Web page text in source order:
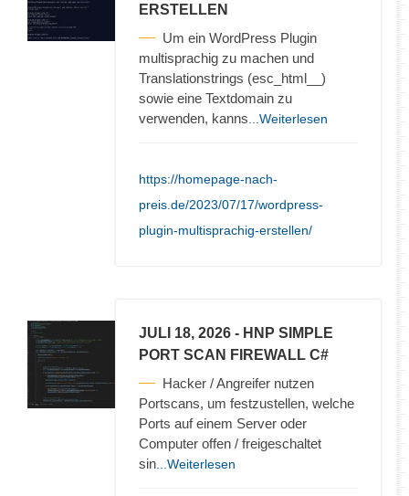
ERSTELLEN
Um ein WordPress Plugin
multisprachig zu machen und
Translationstrings (esc_html__)
sowie eine Textdomain zu
verwenden, kanns ...Weiterlesen
https://homepage-nach-
preis.de/2023/07/17/wordpress-
plugin-multisprachig-erstellen/
JULI 18, 2026 - HNP SIMPLE
PORT SCAN FIREWALL C#
Hacker / Angreifer nutzen
Portscans, um festzustellen, welche
Ports auf einem Server oder
Computer offen / freigeschaltet
sin ...Weiterlesen